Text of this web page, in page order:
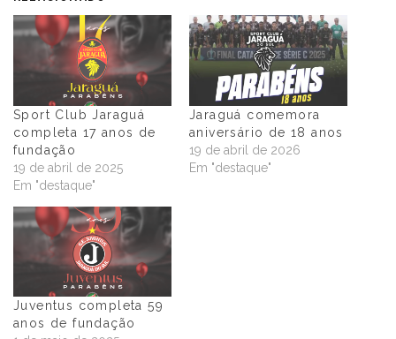
Sport Club Jaraguá
completa 17 anos de
fundação
19 de abril de 2025
Em "destaque"
Jaraguá comemora
aniversário de 18 anos
19 de abril de 2026
Em "destaque"
Juventus completa 59
anos de fundação